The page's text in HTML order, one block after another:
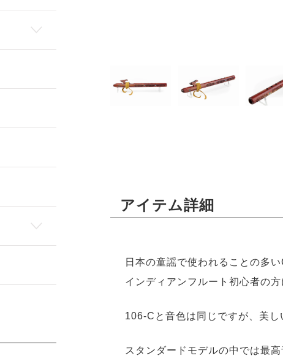
アイテム詳細
日本の童謡で使われることの多
インディアンフルート初心者の方
106-Cと音色は同じですが、美し
スタンダードモデルの中では最